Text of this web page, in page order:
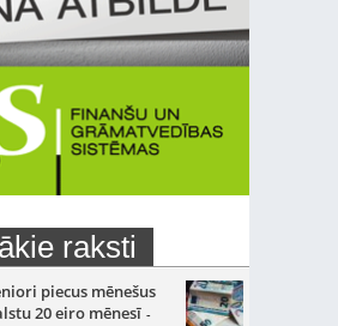
raksti
piecus mēnešus
20 eiro mēnesī -